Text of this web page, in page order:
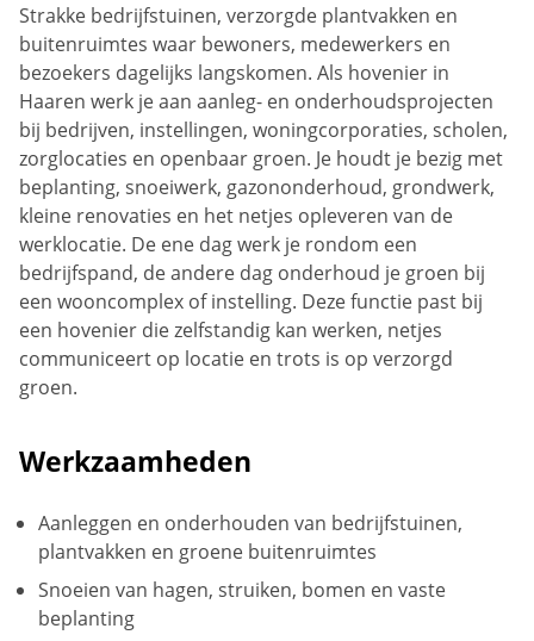
Strakke bedrijfstuinen, verzorgde plantvakken en
buitenruimtes waar bewoners, medewerkers en
bezoekers dagelijks langskomen. Als hovenier in
Haaren werk je aan aanleg- en onderhoudsprojecten
bij bedrijven, instellingen, woningcorporaties, scholen,
zorglocaties en openbaar groen. Je houdt je bezig met
beplanting, snoeiwerk, gazononderhoud, grondwerk,
kleine renovaties en het netjes opleveren van de
werklocatie. De ene dag werk je rondom een
bedrijfspand, de andere dag onderhoud je groen bij
een wooncomplex of instelling. Deze functie past bij
een hovenier die zelfstandig kan werken, netjes
communiceert op locatie en trots is op verzorgd
groen.
Werkzaamheden
Aanleggen en onderhouden van bedrijfstuinen,
plantvakken en groene buitenruimtes
Snoeien van hagen, struiken, bomen en vaste
beplanting